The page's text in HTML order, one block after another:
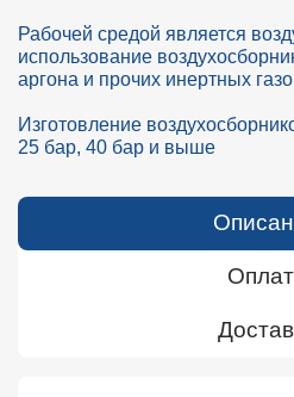
Рабочей средой является
использование
аргона и прочих инертных
Изготовление
25 бар, 40 бар и выше